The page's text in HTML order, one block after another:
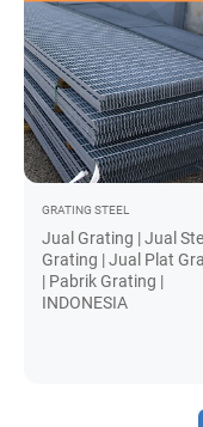
GRATING STEEL
Jual Grating | Jual
Grating | Jual Plat
| Pabrik Grating |
INDONESIA